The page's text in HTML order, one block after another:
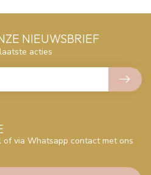
of via Whatsapp contact met ons
NIEUWSBRIEF
acties